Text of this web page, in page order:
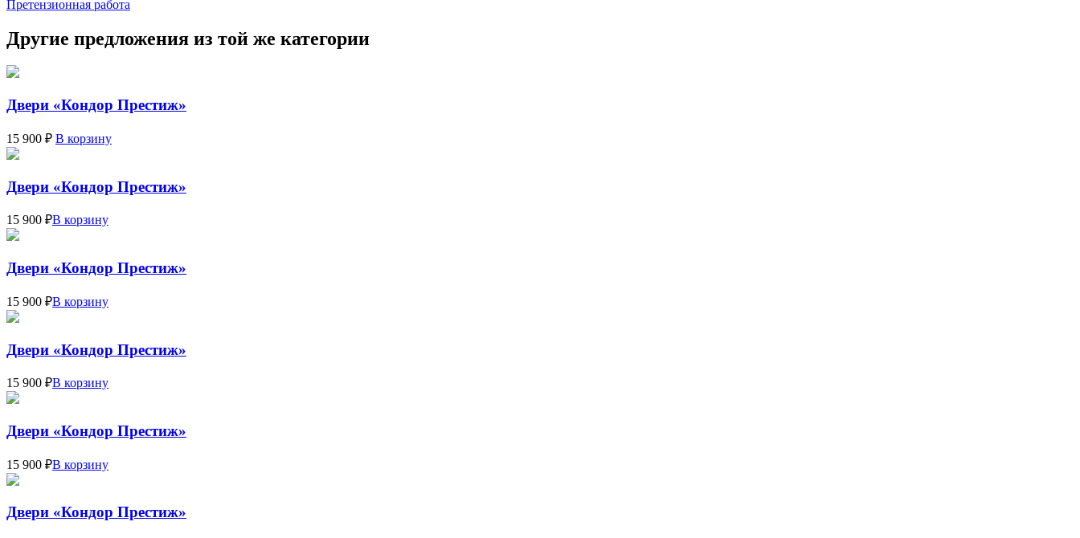
Претензионная работа
Другие предложения из той же категории
Двери «Кондор Престиж»
15 900 ₽ В корзину
Двери «Кондор Престиж»
15 900 ₽В корзину
Двери «Кондор Престиж»
15 900 ₽В корзину
Двери «Кондор Престиж»
15 900 ₽В корзину
Двери «Кондор Престиж»
15 900 ₽В корзину
Двери «Кондор Престиж»